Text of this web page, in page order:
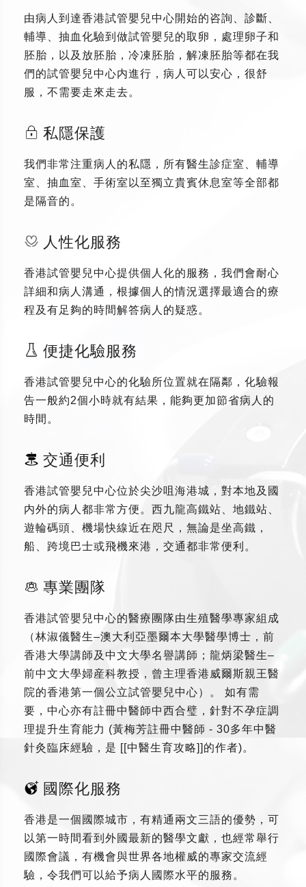
由病人到達香港試管嬰兒中心開始的咨詢、診斷、
輔導、抽血化驗到做試管嬰兒的取卵，處理卵子和
胚胎，以及放胚胎，冷凍胚胎，解凍胚胎等都在我
們的試管嬰兒中心内進行，病人可以安心，很舒
服，不需要走來走去。
私隱保護
我們非常注重病人的私隱，所有醫生診症室、輔導
室、抽血室、手術室以至獨立貴賓休息室等全部都
是隔音的。
人性化服務
香港試管嬰兒中心提供個人化的服務，我們會耐心
詳細和病人溝通，根據個人的情況選擇最適合的療
程及有足夠的時間解答病人的疑惑。
便捷化驗服務
香港試管嬰兒中心的化驗所位置就在隔鄰，化驗報
告一般約2個小時就有結果，能夠更加節省病人的
時間。
交通便利
香港試管嬰兒中心位於尖沙咀海港城，對本地及國
内外的病人都非常方便。西九龍高鐵站、地鐵站、
遊輪碼頭、機場快線近在咫尺，無論是坐高鐵，
船、跨境巴士或飛機來港，交通都非常便利。
專業團隊
香港試管嬰兒中心的醫療團隊由生殖醫學專家組成
（林淑儀醫生–澳大利亞墨爾本大學醫學博士，前
香港大學講師及中文大學名譽講師；龍炳梁醫生–
前中文大學婦産科教授，曾主理香港威爾斯親王醫
院的香港第一個公立試管嬰兒中心）。 如有需
要，中心亦有註冊中醫師中西合璧，針對不孕症調
理提升生育能力 (黃梅芳註冊中醫師 - 30多年中醫
針灸臨床經驗，是 [[中醫生育攻略]]的作者)。
國際化服務
香港是一個國際城市，有精通兩文三語的優勢，可
以第一時間看到外國最新的醫學文獻，也經常舉行
國際會議，有機會與世界各地權威的專家交流經
驗，令我們可以給予病人國際水平的服務。